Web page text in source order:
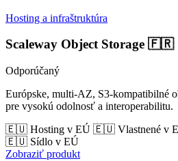
Hosting a infraštruktúra
Scaleway Object Storage 🇫🇷
Odporúčaný
Európske, multi-AZ, S3-kompatibilné
pre vysokú odolnosť a interoperabilitu.
🇪🇺 Hosting v EÚ 🇪🇺 Vlastnené v
🇪🇺 Sídlo v EÚ
Zobraziť produkt